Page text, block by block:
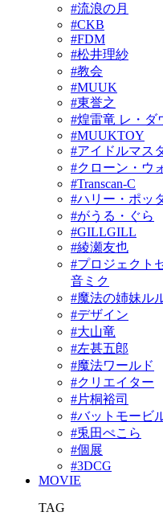
#流浪の月
#CKB
#FDM
#松井理紗
#教会
#MUUK
#東誉之
#煌雷竜 レ・ダ
#MUUKTOY
#アイドルマス
#クローン・ウ
#Transcan-C
#ハリー・ポッ
#がうる・ぐら
#GILLGILL
#綾瀬友也
#プロジェクト
音ミク
#魔法の姉妹ル
#デザイン
#大山竜
#左甚五郎
#魔法ワールド
#クリエイター
#片桐裕司
#バットモービ
#兎田ぺこら
#個展
#3DCG
MOVIE
TAG